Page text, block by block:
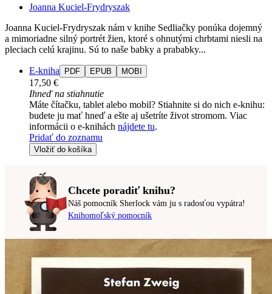
Joanna Kuciel-Frydryszak
Joanna Kuciel-Frydryszak nám v knihe Sedliačky ponúka dojemný
a mimoriadne silný portrét žien, ktoré s ohnutými chrbtami niesli na
pleciach celú krajinu. Sú to naše babky a prababky...
E-kniha PDF EPUB MOBI
17,50 €
Ihneď na stiahnutie
Máte čítačku, tablet alebo mobil? Stiahnite si do nich e-knihu:
budete ju mať hneď a ešte aj ušetríte život stromom. Viac
informácii o e-knihách nájdete tu.
Pridať do zoznamu
Vložiť do košíka
Chcete poradiť knihu?
Náš pomocník Sherlock vám ju s radosťou vypátra!
Knihomoľský pomocník